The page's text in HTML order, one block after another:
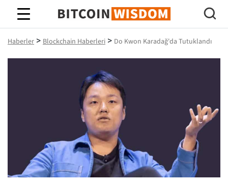
Bitcoin Bilgeliği
Haberler > Blockchain Haberleri > Do Kwon Karadağ'da Tutuklandı